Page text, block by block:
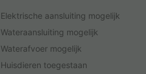
Elektrische aansluiting mogelijk
Wateraansluiting mogelijk
Waterafvoer mogelijk
Huisdieren toegestaan